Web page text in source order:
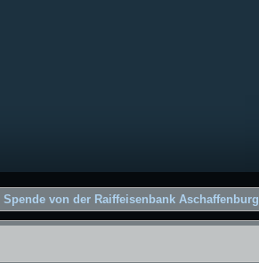
Spende von der Raiffeisenbank Aschaffenburg